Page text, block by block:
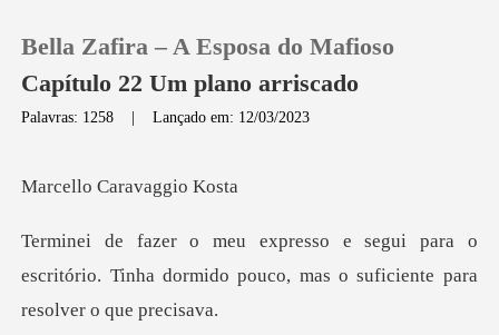
Bella Zafira – A Esposa do Mafioso
Capítulo 22 Um plano arriscado
Palavras: 1258 |Lançado em: 12/03/2023
Caravag
ara o
escritório. Tinha dormido pouco, mas